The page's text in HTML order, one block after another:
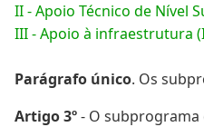
II - Apoio Técnico de Nível
III - Apoio à infraestrutura
Parágrafo único. Os
Artigo 3º- O subprograma